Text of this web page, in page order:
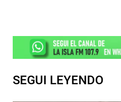
SEGUI LEYENDO